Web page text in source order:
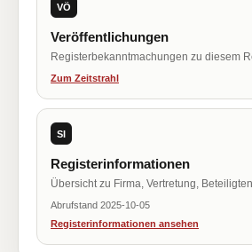
VÖ
Veröffentlichungen
Registerbekanntmachungen zu diesem
Zum Zeitstrahl
SI
Registerinformationen
Übersicht zu Firma, Vertretung,
Abrufstand 2025-10-05
Registerinformationen ansehen